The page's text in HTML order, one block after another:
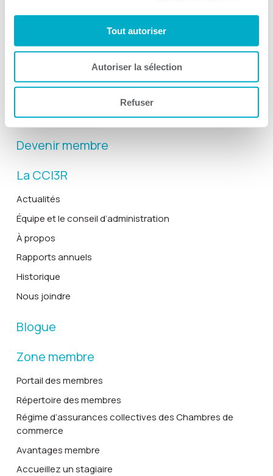
Tout autoriser
Autoriser la sélection
Refuser
Activités
Gala Radisson
Solutions TI
Devenir membre
La CCI3R
Actualités
Équipe et le conseil d’administration
À propos
Rapports annuels
Historique
Nous joindre
Blogue
Zone membre
Portail des membres
Répertoire des membres
Régime d’assurances collectives des Chambres de
commerce
Avantages membre
Accueillez un stagiaire